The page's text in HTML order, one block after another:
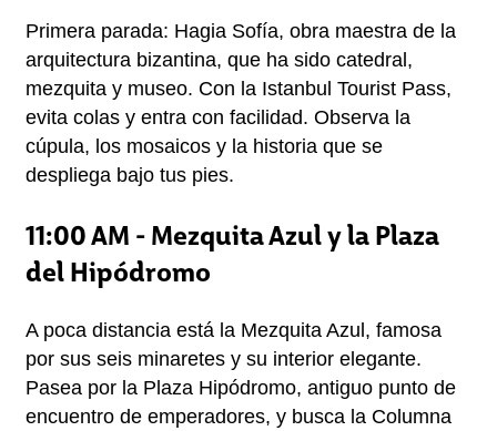
Primera parada: Hagia Sofía, obra maestra de la
arquitectura bizantina, que ha sido catedral,
mezquita y museo. Con la Istanbul Tourist Pass,
evita colas y entra con facilidad. Observa la
cúpula, los mosaicos y la historia que se
despliega bajo tus pies.
11:00 AM - Mezquita Azul y la Plaza
del Hipódromo
A poca distancia está la Mezquita Azul, famosa
por sus seis minaretes y su interior elegante.
Pasea por la Plaza Hipódromo, antiguo punto de
encuentro de emperadores, y busca la Columna